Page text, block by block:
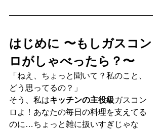
はじめに 〜もしガスコン
ロがしゃべったら？〜
「ねえ、ちょっと聞いて？私のこと、
どう思ってるの？」
そう、私はキッチンの主役級ガスコン
ロよ！あなたの毎日の料理を支えてる
のに…ちょっと雑に扱いすぎじゃな